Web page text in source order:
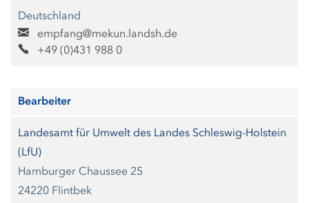
Deutschland
empfang@mekun.landsh.de
+49 (0)431 988 0
Bearbeiter
Landesamt für Umwelt des Landes Schleswig-Holstein
(LfU)
Hamburger Chaussee 25
24220 Flintbek